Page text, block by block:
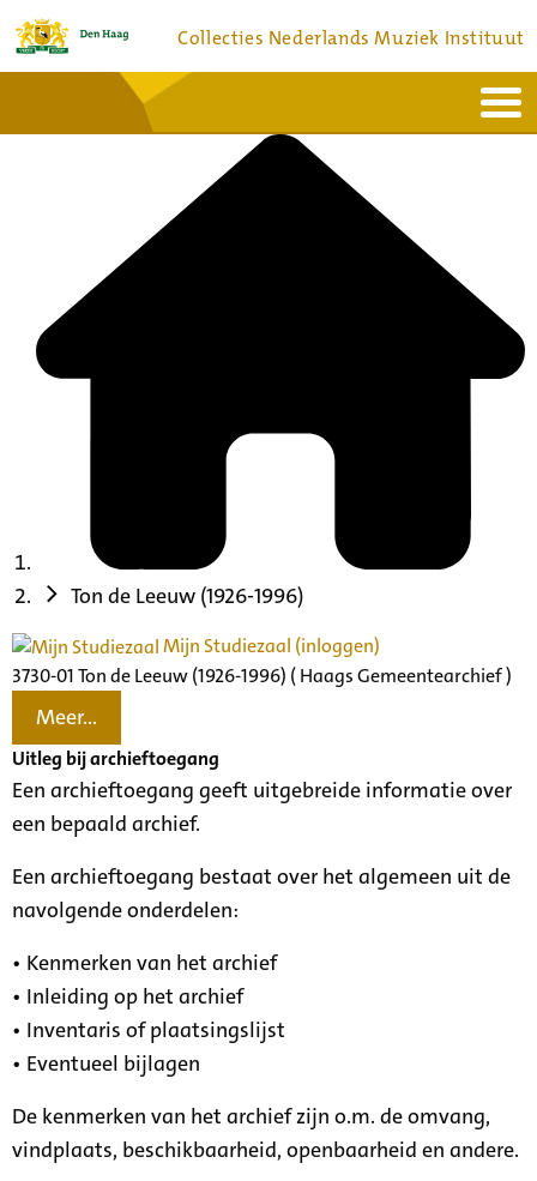
Collecties Nederlands Muziek Instituut
Bronnen en collecties
Ton de Leeuw (1926-1996)
Mijn Studiezaal (inloggen)
3730-01 Ton de Leeuw (1926-1996) ( Haags Gemeentearchief )
Meer...
Uitleg bij archieftoegang
Een archieftoegang geeft uitgebreide informatie over
een bepaald archief.
Een archieftoegang bestaat over het algemeen uit de
navolgende onderdelen:
• Kenmerken van het archief
• Inleiding op het archief
• Inventaris of plaatsingslijst
• Eventueel bijlagen
De kenmerken van het archief zijn o.m. de omvang,
vindplaats, beschikbaarheid, openbaarheid en andere.